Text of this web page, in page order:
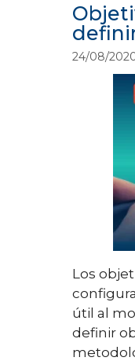
24/08/
Los
útil al
definir